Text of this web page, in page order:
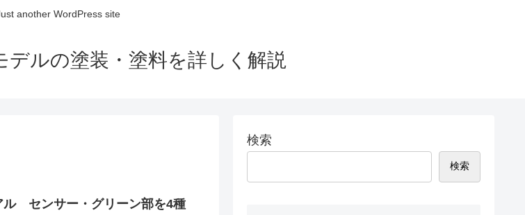
another WordPress site
デルの塗装・塗料を詳しく解説
ル センサー・グリーン部を4種
検索
検索